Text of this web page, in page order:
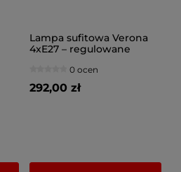
Lampa sufitowa Verona
4xE27 – regulowane
metalowa oprawa
0 ocen
292,00 zł